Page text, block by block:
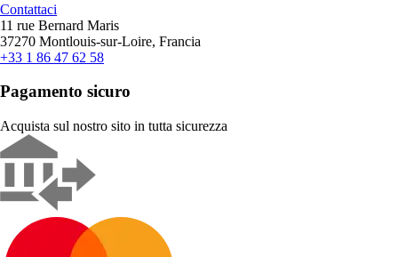
Contattaci
11 rue Bernard Maris
37270 Montlouis-sur-Loire, Francia
+33 1 86 47 62 58
Pagamento sicuro
Acquista sul nostro sito in tutta sicurezza